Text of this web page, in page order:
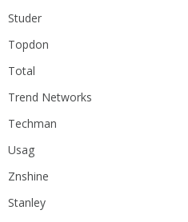
Studer
Topdon
Total
Trend Networks
Techman
Usag
Znshine
Stanley